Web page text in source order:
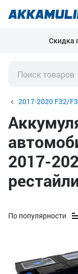
Скидка
2017-2020 F32/
2017-
По популярности